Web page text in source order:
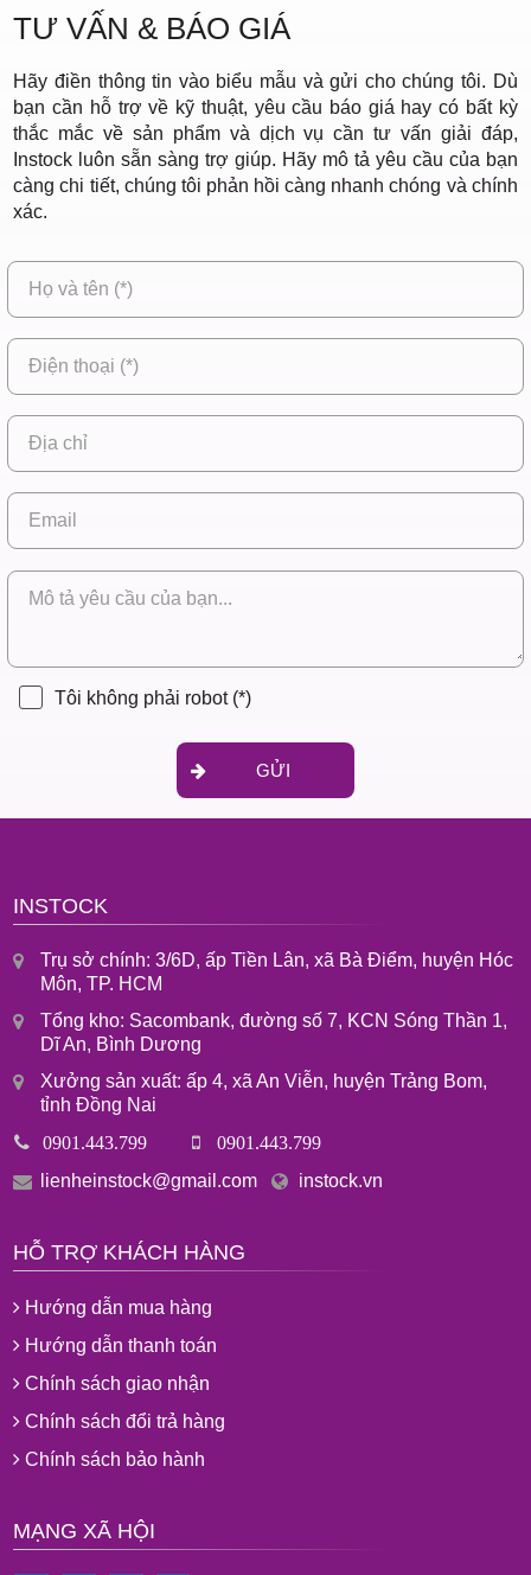
TƯ VẤN & BÁO GIÁ
Hãy điền thông tin vào biểu mẫu và gửi cho chúng tôi. Dù
bạn cần hỗ trợ về kỹ thuật, yêu cầu báo giá hay có bất kỳ
thắc mắc về sản phẩm và dịch vụ cần tư vấn giải đáp,
Instock luôn sẵn sàng trợ giúp. Hãy mô tả yêu cầu của bạn
càng chi tiết, chúng tôi phản hồi càng nhanh chóng và chính
xác.
GỬI
Tôi không phải robot (*)
INSTOCK
Trụ sở chính: 3/6D, ấp Tiền Lân, xã Bà Điểm, huyện Hóc
Môn, TP. HCM
Tổng kho: Sacombank, đường số 7, KCN Sóng Thần 1,
Dĩ An, Bình Dương
Xưởng sản xuất: ấp 4, xã An Viễn, huyện Trảng Bom,
tỉnh Đồng Nai
0901.443.799 0901.443.799
lienheinstock@gmail.com instock.vn
HỖ TRỢ KHÁCH HÀNG
Hướng dẫn mua hàng
Hướng dẫn thanh toán
Chính sách giao nhận
Chính sách đổi trả hàng
Chính sách bảo hành
MẠNG XÃ HỘI